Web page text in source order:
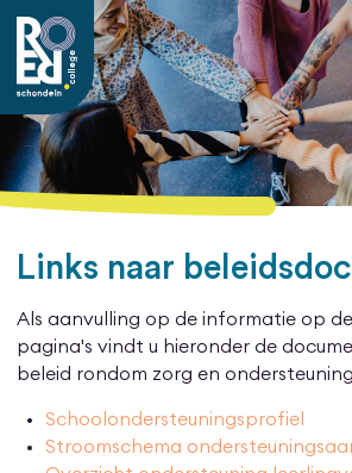
Links naar
Als aanvulling op de informatie op
pagina's vindt u hieronder de
beleid rondom zorg en
Schoolondersteuningsprofiel
Stroomschema